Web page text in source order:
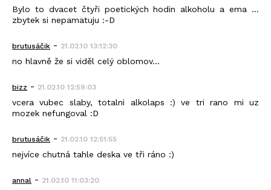
Bylo to dvacet čtyři poetických hodin alkoholu a ema ...
zbytek si nepamatuju :-D
brutusáčik - 21.02.10 13:12:30
no hlavně že si viděl celý oblomov...
bizz - 21.02.10 12:59:03
vcera vubec slaby, totalni alkolaps :) ve tri rano mi uz
mozek nefungoval :D
brutusáčik - 21.02.10 12:51:55
nejvíce chutná tahle deska ve tři ráno :)
annal - 21.02.10 11:03:20